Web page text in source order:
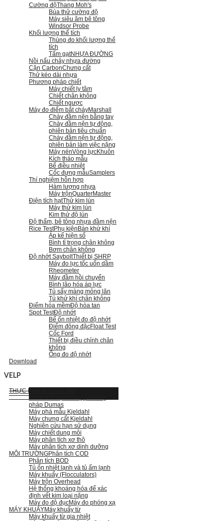
Cường độThang Moh's
Búa thử cường độ
Máy siêu âm bê tông
Windsor Probe
Khối lượng thể tích
Thùng đo khối lượng thể
tích
Tấm gạtNHỰA ĐƯỜNG
Nồi nấu chảy nhựa đường
Cặn CarbonChưng cất
Thử kéo dài nhựa
Phương pháp chiết
Máy chiết ly tâm
Chiết chân không
Chiết ngược
Máy đo điểm bắt cháyMarshall
Chày đầm nện bằng tay
Chày đầm nện tự động,
phiên bản tiêu chuẩn
Chày đầm nện tự động,
phiên bản làm việc nặng
Máy nénVòng lựcKhuôn
Kích tháo mẫu
Bể điều nhiệt
Cốc đựng mẫuSamplers
Thí nghiệm hỗn hợp
Hàm lượng nhựa
Máy trộnQuarterMaster
Điện tích hạtThử kim lún
Máy thử kim lún
Kim thử độ lún
Độ thấm, bê tông nhựa đầm nện
Rice TestPhụ kiện Bàn khử khí
Áp kế hiện số
Bình tỉ trọng chân không
Bơm chân không
Độ nhớt SayboltThiết bị SHRP
Máy đo lực tốc uốn dầm
Rheometer
Máy đầm hồi chuyển
Bình lão hóa áp lực
Tủ sấy màng mỏng lăn
Tủ khử khí chân không
Điểm hóa mềmĐộ hòa tan
Spot TestĐộ nhớt
Bể ổn nhiệt đo độ nhớt
Điểm đông đặcFloat Test
Cốc Ford
Thiết bị điều chỉnh chân
không
Ống đo độ nhớt
Download
VELP
THỰC PHẨM-THỨC ĂN
pháp Dumas
Máy phá mẫu Kjeldahl
Máy chưng cất Kjeldahl
Nghiên cứu hạn sử dụng
Máy chiết dung môi
Máy phân tích xơ thô
Máy phân tích xơ dinh dưỡng
MÔI TRƯỜNGPhân tích COD
Phân tích BOD
Tủ ổn nhiệt lạnh và tủ ấm lạnh
Máy khuấy (Flocculators)
Máy trộn Overhead
Hệ thống khoáng hóa để xác
định vết kim loại nặng
Máy đo độ đụcMáy đo phóng xạ
MÁY KHUẤYMáy khuấy từ
Máy khuấy từ gia nhiệt